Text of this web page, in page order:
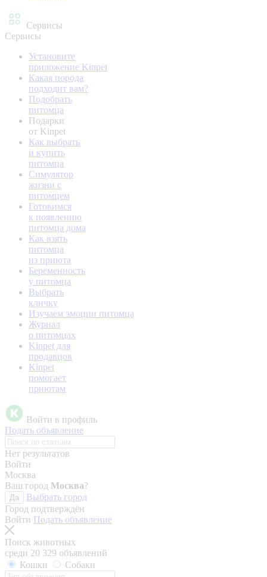
Сервисы
Сервисы
Установите
приложение Kinpet
Какая порода
подходит вам?
Подобрать
питомца
Подарки
от Kinpet
Как выбрать
и купить
питомца
Симулятор
жизни с
питомцем
Готовимся
к появлению
питомца дома
Как взять
питомца
из приюта
Беременность
у питомца
Выбрать
кличку
Изучаем эмоции питомца
Журнал
о питомцах
Kinpet для
продавцов
Kinpet
помогает
приютам
Войти в профиль
Подать объявление
Нет результатов
Войти
Москва
Ваш город Москва?
Да
Выбрать город
Город подтверждён
Войти Подать объявление
Поиск животных
среди 20 329 объявлений
Кошки
Собаки